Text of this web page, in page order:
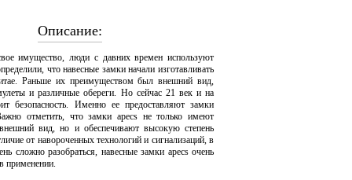
Описание:
имущество, люди с давних времен используют
что навесные замки начали изготавливать
Раньше их преимуществом был внешний вид,
и различные обереги. Но сейчас 21 век и на
безопасность. Именно ее предоставляют замки
отметить, что замки apecs не только имеют
вид, но и обеспечивают высокую степень
от навороченных технологий и сигнализаций, в
сложно разобраться, навесные замки apecs очень
применении.